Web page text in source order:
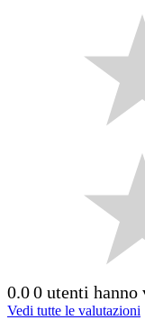
0.00 utenti hanno
Vedi tutte le valutazioni